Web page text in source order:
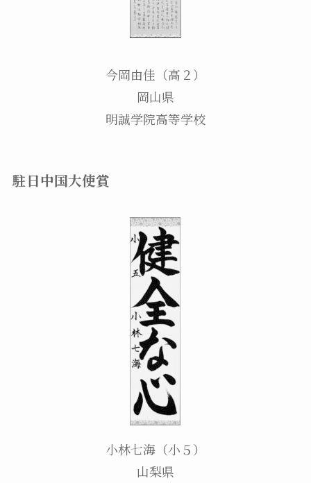
今岡由佳（高２）
岡山県
明誠学院高等学校
駐日中国大使賞
小林七海（小５）
山梨県